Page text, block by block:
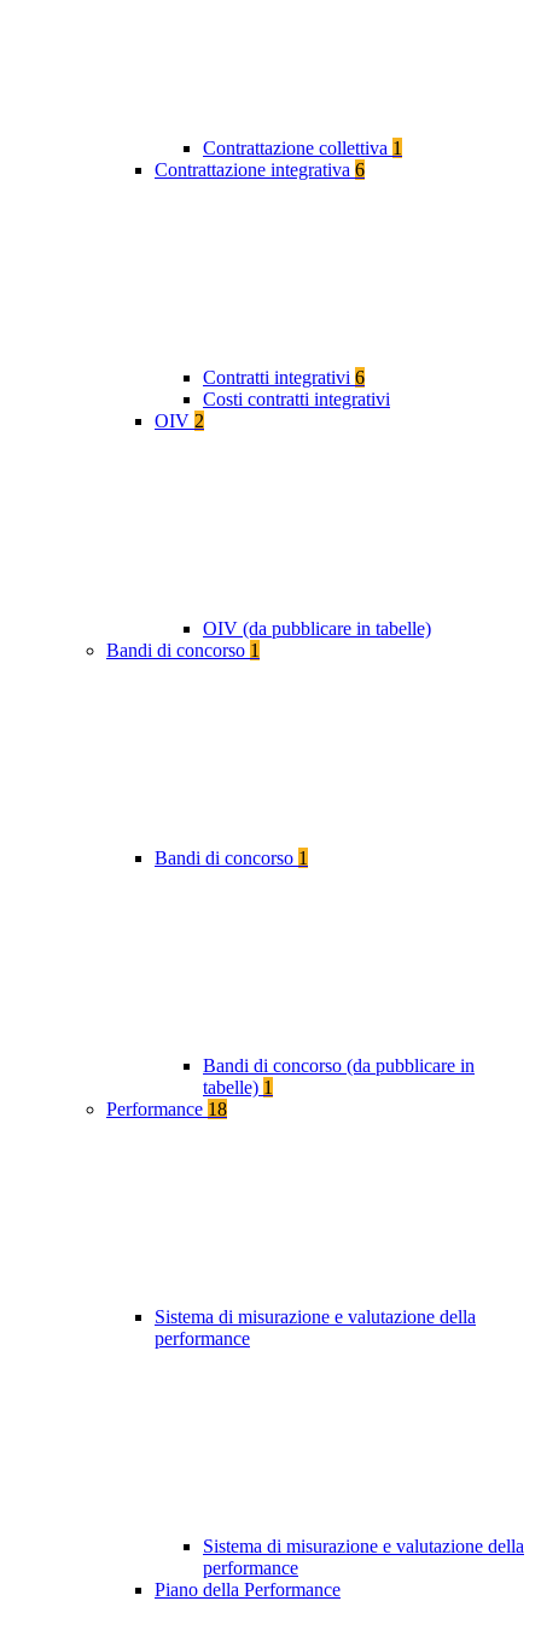
Contrattazione collettiva 1
Contrattazione integrativa 6
Contratti integrativi 6
Costi contratti integrativi
OIV 2
OIV (da pubblicare in tabelle)
Bandi di concorso 1
Bandi di concorso 1
Bandi di concorso (da pubblicare in
tabelle) 1
Performance 18
Sistema di misurazione e valutazione della
performance
Sistema di misurazione e valutazione della
performance
Piano della Performance